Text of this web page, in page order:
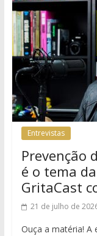
Entrevistas
Prevenção
é o tema
GritaCast
21 de julho de
Ouça a matéria! A